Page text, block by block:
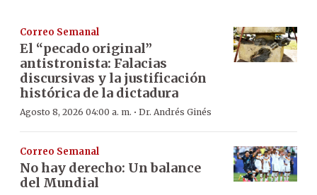
Correo Semanal
El “pecado original”
antistronista: Falacias
discursivas y la justificación
histórica de la dictadura
Agosto 8, 2026 04:00 a. m. · Dr. Andrés Ginés
Correo Semanal
No hay derecho: Un balance
del Mundial